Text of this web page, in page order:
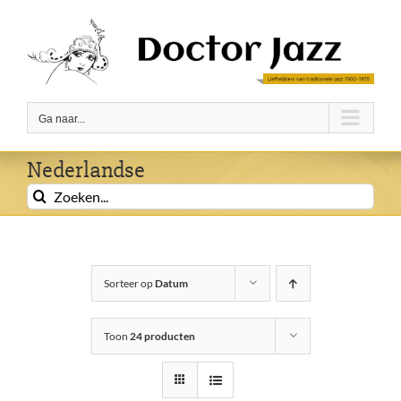
inhoud
Ga naar...
Nederlandse
Zoeken
naar:
Sorteer opDatum
Toon 24 producten